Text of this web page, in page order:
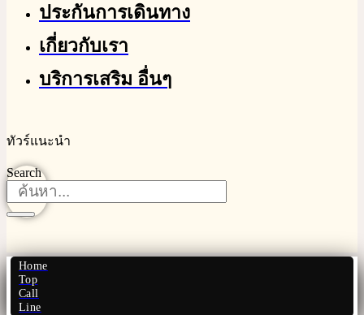
ประกันการเดินทาง
เกี่ยวกับเรา
บริการเสริม อื่นๆ
ทัวร์แนะนำ
Search
Home
Top
Call
Line